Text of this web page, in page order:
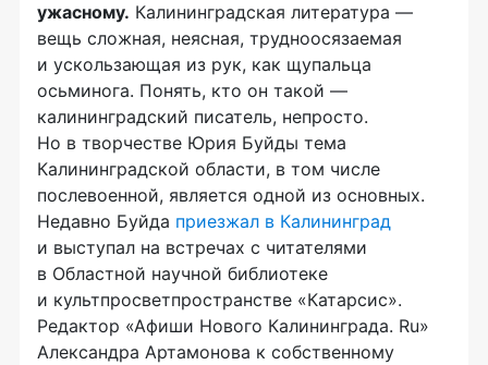
ужасному. Калининградская литература —
вещь сложная, неясная, трудноосязаемая
и ускользающая из рук, как щупальца
осьминога. Понять, кто он такой —
калининградский писатель, непросто.
Но в творчестве Юрия Буйды тема
Калининградской области, в том числе
послевоенной, является одной из основных.
Недавно Буйда приезжал в Калининград
и выступал на встречах с читателями
в Областной научной библиотеке
и культпросветпространстве «Катарсис».
Редактор «Афиши Нового Калининграда. Ru»
Александра Артамонова к собственному